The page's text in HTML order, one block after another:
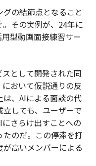
の結節点となること
その実例が、24年に
型動画面接練習サー
として開発された同
おいて仮説通りの反
、AIによる面談の代
しても、ユーザーで
さらけ出すことへの
のだ。この停滞を打
高いメンバーによる